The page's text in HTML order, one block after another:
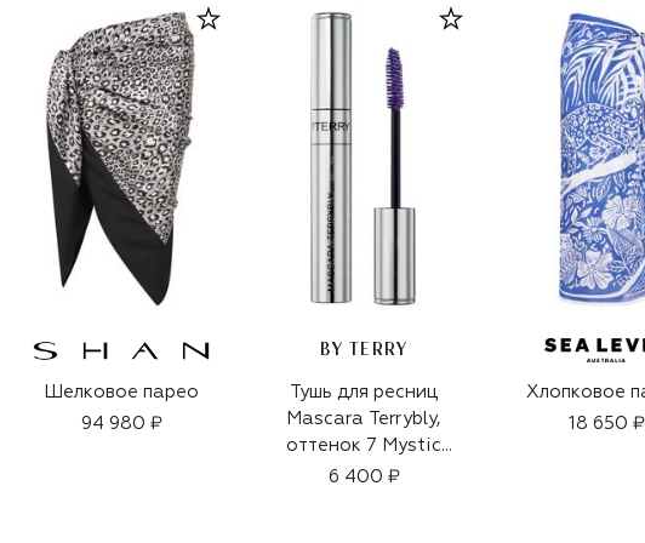
Шелковое парео
94 980 ₽
BY TERRY
Тушь для ресниц
Mascara Terrybly,
оттенок 7 Mystic
Purple (8g)
6 400 ₽
Хлопковое
18 650 ₽